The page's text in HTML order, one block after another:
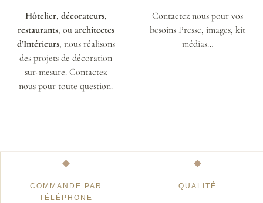
Hôtelier, décorateurs,
restaurants, ou architectes
d’Intérieurs, nous réalisons
des projets de décoration
sur-mesure. Contactez
nous pour toute question.
Contactez nous pour vos
besoins Presse, images, kit
médias…
COMMANDE PAR
TÉLÉPHONE
QUALITÉ